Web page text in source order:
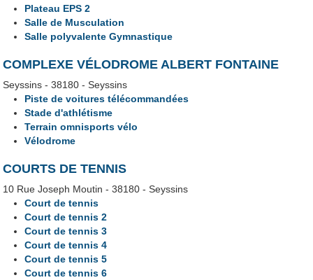
Plateau EPS 2
Salle de Musculation
Salle polyvalente Gymnastique
COMPLEXE VÉLODROME ALBERT FONTAINE
Seyssins - 38180 - Seyssins
Piste de voitures télécommandées
Stade d'athlétisme
Terrain omnisports vélo
Vélodrome
COURTS DE TENNIS
10 Rue Joseph Moutin - 38180 - Seyssins
Court de tennis
Court de tennis 2
Court de tennis 3
Court de tennis 4
Court de tennis 5
Court de tennis 6